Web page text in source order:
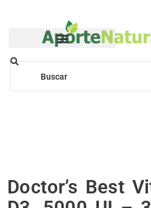
Buscar
Doctor’s Best